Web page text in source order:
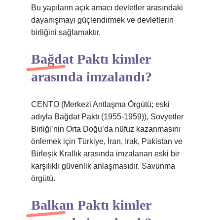
Bu yapıların açık amacı devletler arasındaki
dayanışmayı güçlendirmek ve devletlerin
birliğini sağlamaktır.
Bağdat Paktı kimler
arasında imzalandı?
CENTO (Merkezi Antlaşma Örgütü; eski
adıyla Bağdat Paktı (1955-1959)), Sovyetler
Birliği’nin Orta Doğu’da nüfuz kazanmasını
önlemek için Türkiye, İran, Irak, Pakistan ve
Birleşik Krallık arasında imzalanan eski bir
karşılıklı güvenlik anlaşmasıdır. Savunma
örgütü.
Balkan Paktı kimler